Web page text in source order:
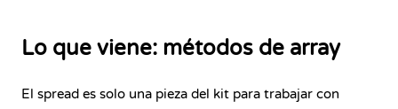
Lo que viene: métodos de array
El spread es solo una pieza del kit para trabajar con